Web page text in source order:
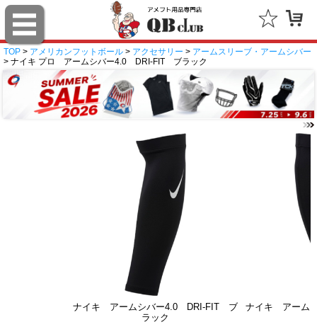
TOP > アメリカンフットボール > アクセサリー > アームスリーブ・アームシバー
> ナイキ プロ アームシバー4.0 DRI-FIT ブラック
ナイキ アームシバー4.0 DRI-FIT ブ
ラック
ナイキ アーム